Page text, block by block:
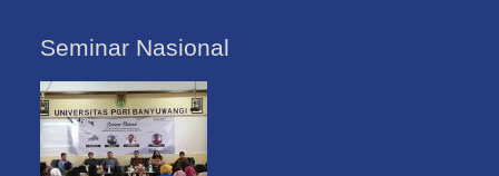
Seminar Nasional